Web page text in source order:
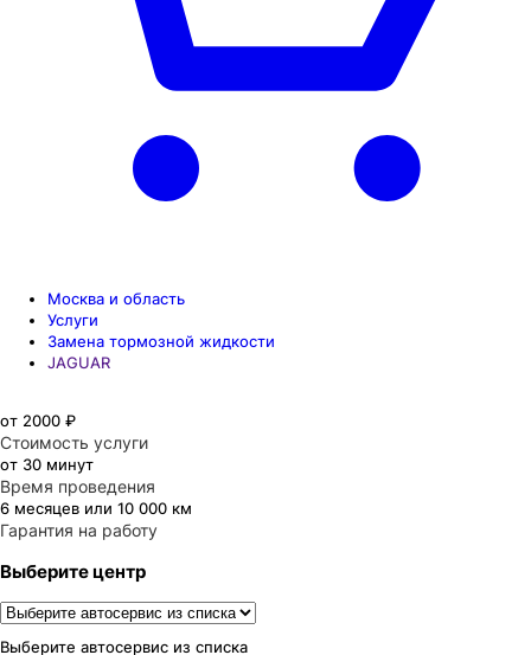
Москва и область
Услуги
Замена тормозной жидкости
JAGUAR
от 2000 ₽
Стоимость услуги
от 30 минут
Время проведения
6 месяцев или 10 000 км
Гарантия на работу
Выберите центр
Выберите автосервис из списка